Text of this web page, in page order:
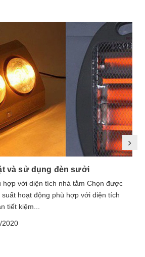
và sử dụng đèn sưởi
hợp với diện tích nhà tắm Chọn được
hoạt động phù hợp với diện tích
tiết kiệm...
2020